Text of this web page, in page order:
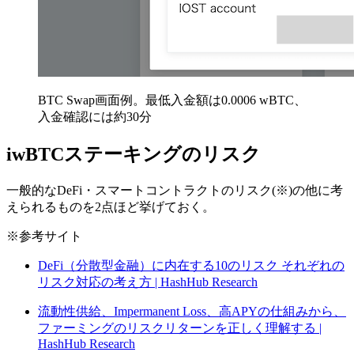
BTC Swap画面例。最低入金額は0.0006 wBTC、
入金確認には約30分
iwBTCステーキングのリスク
一般的なDeFi・スマートコントラクトのリスク(※)の他に考
えられるものを2点ほど挙げておく。
※参考サイト
DeFi（分散型金融）に内在する10のリスク それぞれの
リスク対応の考え方 | HashHub Research
流動性供給、Impermanent Loss、高APYの仕組みから、
ファーミングのリスクリターンを正しく理解する |
HashHub Research